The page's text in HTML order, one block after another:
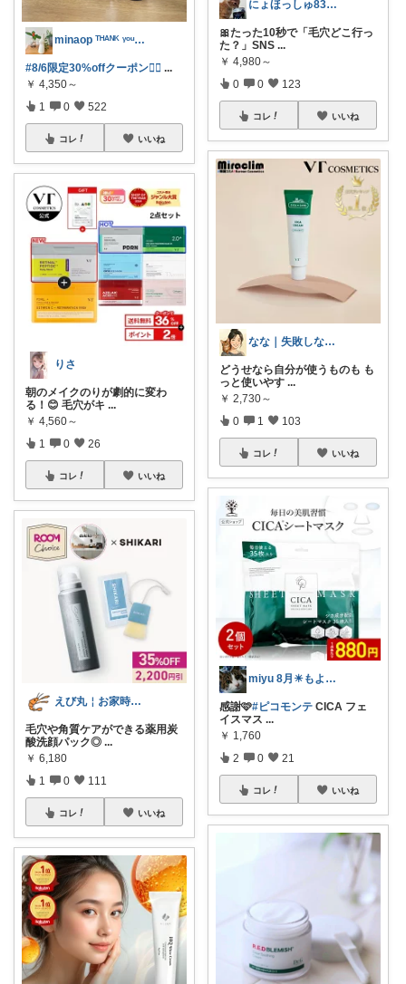
minaop ᵀᴴᴬᴺᴷ ᵞᵒᵘ 𓇥
#8/6限定30%offクーポン❤️‍🔥 ...
￥ 4,350～
1 0 522
コレ いいね
りさ
朝のメイクのりが劇的に変わ
る！😊 毛穴がキ ...
￥ 4,560～
1 0 26
コレ いいね
えび丸￤お家時間を快適にする アイテム
毛穴や角質ケアができる薬用炭
酸洗顔パック◎ ...
￥ 6,180
1 0 111
コレ いいね
にょほっしゅ8376/❤️女子力ＵＰ❤️
🎀たった10秒で「毛穴どこ行っ
た？」SNS ...
￥ 4,980～
0 0 123
コレ いいね
なな｜失敗しない美容比較ママ
どうせなら自分が使うものも も
っと使いやす ...
￥ 2,730～
0 1 103
コレ いいね
miyu 8月☀もよろしくです😊😽
感謝🩷#ピコモンテ CICA フェ
イスマス ...
￥ 1,760
2 0 21
コレ いいね